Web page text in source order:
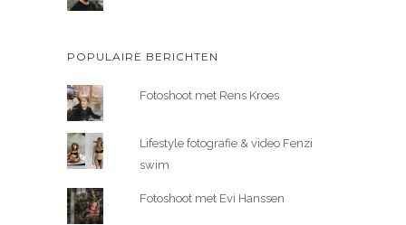
POPULAIRE BERICHTEN
Fotoshoot met Rens Kroes
Lifestyle fotografie & video Fenzi
swim
Fotoshoot met Evi Hanssen